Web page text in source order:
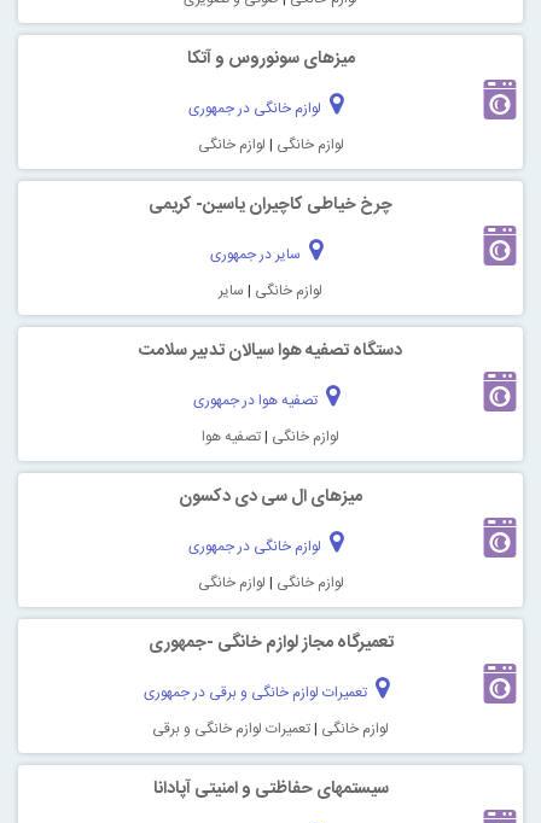
میزهای سونوروس و آتکا
لوازم خانگی در جمهوری
لوازم خانگی | لوازم خانگی
چرخ خیاطی کاچیران یاسین- کریمی
سایر در جمهوری
لوازم خانگی | سایر
دستگاه تصفیه هوا سیالان تدبیر سلامت
تصفیه هوا در جمهوری
لوازم خانگی |تصفیه هوا
میزهای ال سی دی دکسون
لوازم خانگی در جمهوری
لوازم خانگی | لوازم خانگی
تعمیرگاه مجاز لوازم خانگی -جمهوری
تعمیرات لوازم خانگی و برقی در جمهوری
لوازم خانگی |تعمیرات لوازم خانگی و برقی
سیستمهای حفاظتی و امنیتی آپادانا